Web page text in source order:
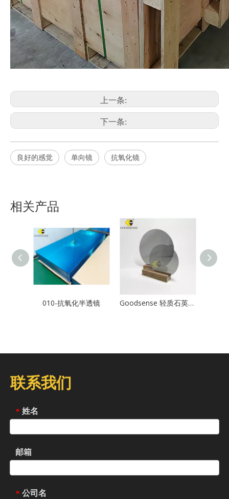
上一条:
下一条:
良好的感觉 单向镜 抗氧化镜
相关产品
010-抗氧化半透镜 Goodsense 轻质石英无玻璃 PMMA 板透明镜串智能镜切割尺寸有机玻璃灰色亚克力半板经销商
联系我们
* 姓名
邮箱
* 公司名